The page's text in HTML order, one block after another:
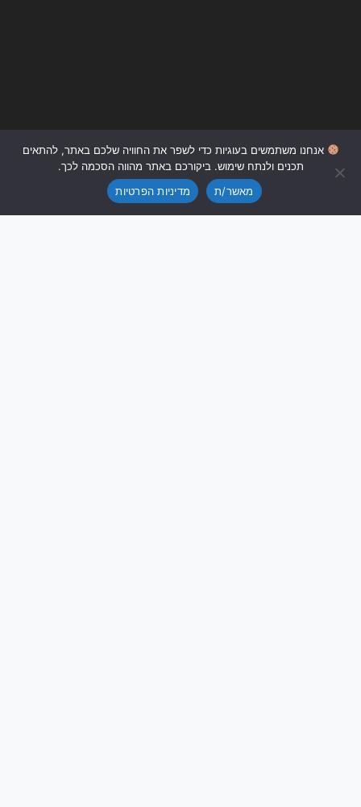
אנחנו משתמשים בעוגיות כדי לשפר את החוויה שלכם באתר, להתאים
תכנים ולנתח שימוש. ביקורכם באתר מהווה הסכמה לכך.
מאשר/ת
מדיניות הפרטיות